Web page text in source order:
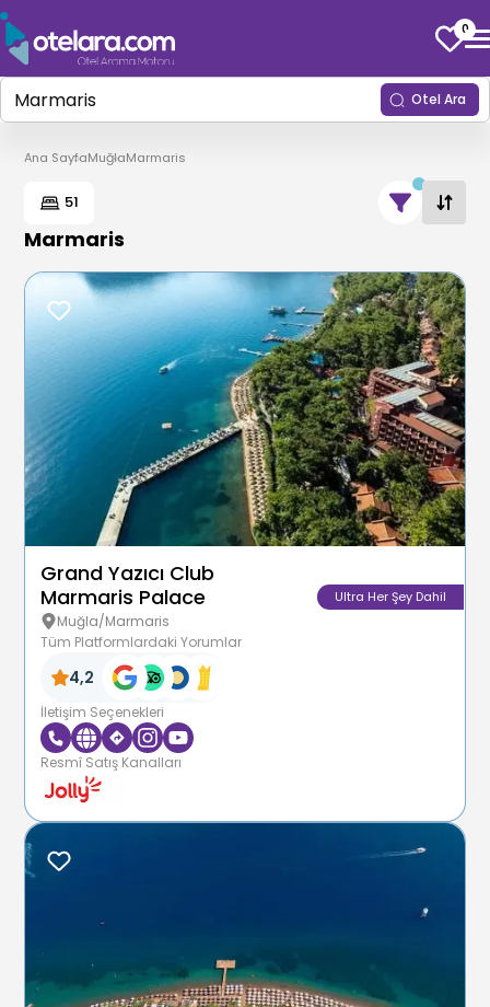
0
Otel Ara
Ana SayfaMuğlaMarmaris
51
Marmaris
Grand Yazıcı Club
Marmaris Palace
Muğla/Marmaris
Ultra Her Şey Dahil
Tüm Platformlardaki Yorumlar
4,2
İletişim Seçenekleri
Resmî Satış Kanalları